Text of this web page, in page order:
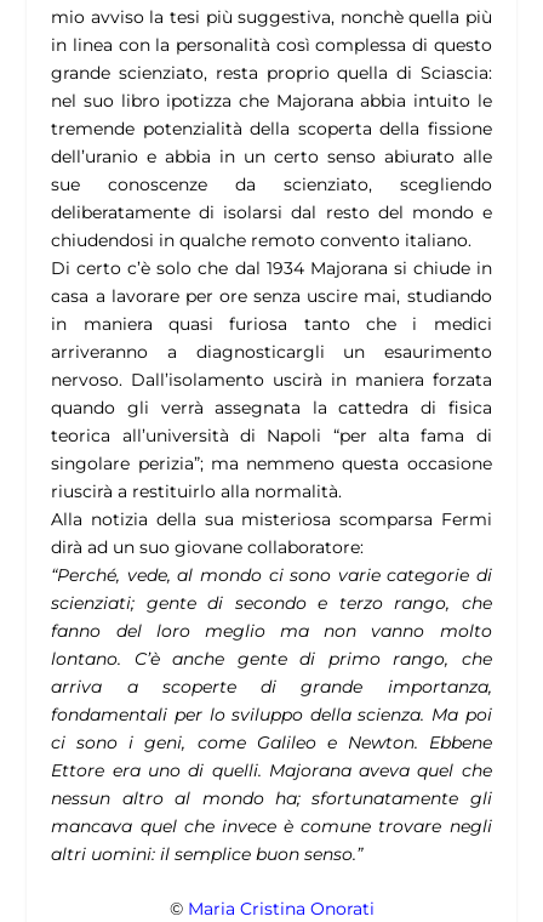
mio avviso la tesi più suggestiva, nonchè quella più
in linea con la personalità così complessa di questo
grande scienziato, resta proprio quella di Sciascia:
nel suo libro ipotizza che Majorana abbia intuito le
tremende potenzialità della scoperta della fissione
dell’uranio e abbia in un certo senso abiurato alle
sue conoscenze da scienziato, scegliendo
deliberatamente di isolarsi dal resto del mondo e
chiudendosi in qualche remoto convento italiano.
Di certo c’è solo che dal 1934 Majorana si chiude in
casa a lavorare per ore senza uscire mai, studiando
in maniera quasi furiosa tanto che i medici
arriveranno a diagnosticargli un esaurimento
nervoso. Dall’isolamento uscirà in maniera forzata
quando gli verrà assegnata la cattedra di fisica
teorica all’università di Napoli “per alta fama di
singolare perizia”; ma nemmeno questa occasione
riuscirà a restituirlo alla normalità.
Alla notizia della sua misteriosa scomparsa Fermi
dirà ad un suo giovane collaboratore:
“Perché, vede, al mondo ci sono varie categorie di
scienziati; gente di secondo e terzo rango, che
fanno del loro meglio ma non vanno molto
lontano. C’è anche gente di primo rango, che
arriva a scoperte di grande importanza,
fondamentali per lo sviluppo della scienza. Ma poi
ci sono i geni, come Galileo e Newton. Ebbene
Ettore era uno di quelli. Majorana aveva quel che
nessun altro al mondo ha; sfortunatamente gli
mancava quel che invece è comune trovare negli
altri uomini: il semplice buon senso.”
© Maria Cristina Onorati